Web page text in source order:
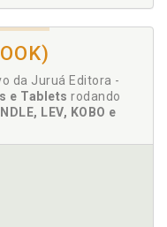
da Juruá Editora -
e Tablets rodando
LEV, KOBO e